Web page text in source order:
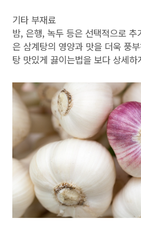
기타 부재료
밤, 은행, 녹두 등은 선택적으로
은 삼계탕의 영양과 맛을 더욱 풍
탕 맛있게 끓이는법을 보다 상세